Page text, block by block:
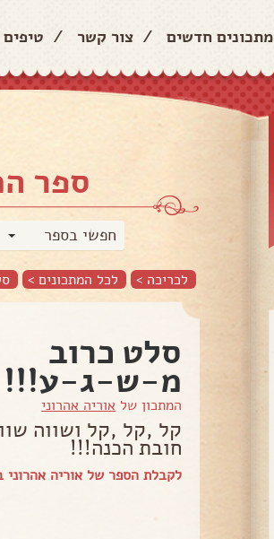
מתכונים חדשים / צור קשר / טיפים
ספר
חפשי בספר
לכריכה > לכל המתכונים >
סלט כרוב
מ-ש-ג-ע!!!
המתכון של אוריה אהרוני
קל ,קל ,קל ושווה
חובת הכנה!!!
לקבלת הספר של אוריה אהרוני